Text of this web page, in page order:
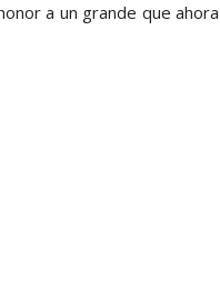
a un grande que ahora